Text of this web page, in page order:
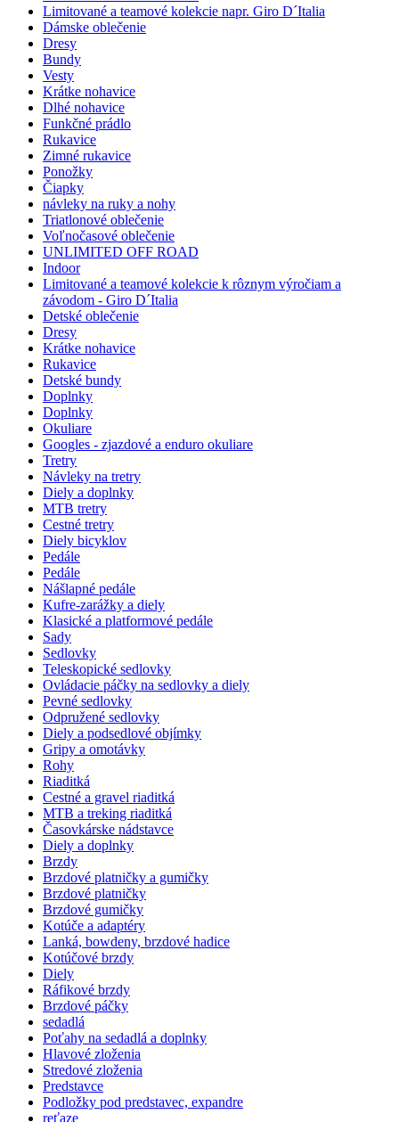
Limitované a teamové kolekcie napr. Giro D´Italia
Dámske oblečenie
Dresy
Bundy
Vesty
Krátke nohavice
Dlhé nohavice
Funkčné prádlo
Rukavice
Zimné rukavice
Ponožky
Čiapky
návleky na ruky a nohy
Triatlonové oblečenie
Voľnočasové oblečenie
UNLIMITED OFF ROAD
Indoor
Limitované a teamové kolekcie k rôznym výročiam a
závodom - Giro D´Italia
Detské oblečenie
Dresy
Krátke nohavice
Rukavice
Detské bundy
Doplnky
Doplnky
Okuliare
Googles - zjazdové a enduro okuliare
Tretry
Návleky na tretry
Diely a doplnky
MTB tretry
Cestné tretry
Diely bicyklov
Pedále
Pedále
Nášlapné pedále
Kufre-zarážky a diely
Klasické a platformové pedále
Sady
Sedlovky
Teleskopické sedlovky
Ovládacie páčky na sedlovky a diely
Pevné sedlovky
Odpružené sedlovky
Diely a podsedlové objímky
Gripy a omotávky
Rohy
Riaditká
Cestné a gravel riaditká
MTB a treking riaditká
Časovkárske nádstavce
Diely a doplnky
Brzdy
Brzdové platničky a gumičky
Brzdové platničky
Brzdové gumičky
Kotúče a adaptéry
Lanká, bowdeny, brzdové hadice
Kotúčové brzdy
Diely
Ráfikové brzdy
Brzdové páčky
sedadlá
Poťahy na sedadlá a doplnky
Hlavové zloženia
Stredové zloženia
Predstavce
Podložky pod predstavec, expandre
reťaze